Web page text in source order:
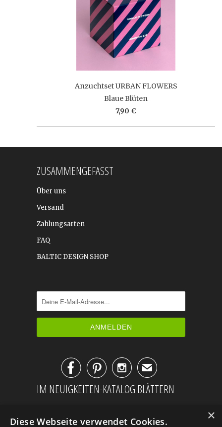
Anzuchtset URBAN FLOWERS
Blaue Blüten
7,90 €
ZUSAMMENGEFASST
Über uns
Versand
Zahlungsarten
FAQ
BALTIC DESIGN SHOP
✉
IM NEUIGKEITEN-KATALOG BLÄTTERN
×
Diese Webseite verwendet Cookies.